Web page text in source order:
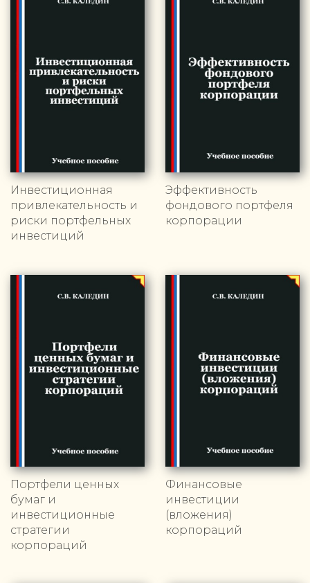
Инвестиционная
привлекательность и
риски портфельных
инвестиций
Эффективность
фондового портфеля
корпорации
Портфели ценных
бумаг и
инвестиционные
стратегии
корпораций
Финансовые
инвестиции
(вложения)
корпораций